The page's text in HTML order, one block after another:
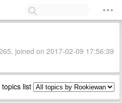
joined on 2017-02-09 17:56:39
topics list